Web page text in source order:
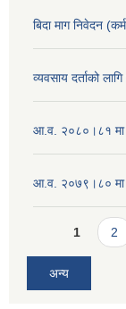
बिदा माग निवेदन
व्यवसाय दर्ताको
आ.व. २०८०।८१ मा
आ.व. २०७९।८० मा
Pages
1 2
अन्य